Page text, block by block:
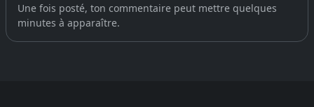
Une fois posté, ton commentaire peut mettre quelques
minutes à apparaître.